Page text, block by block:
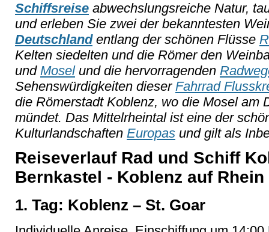
Schiffsreise abwechslungsreiche Natur,
und erleben Sie zwei der bekanntesten
Deutschlandentlang der schönen Flüsse
Kelten siedelten und die Römer den
und Moselund die hervorragenden
Sehenswürdigkeiten dieser Fahrrad
die Römerstadt Koblenz, wo die Mosel am
mündet. Das Mittelrheintal ist eine der
Kulturlandschaften Europas und gilt als
Reiseverlauf Rad und Schiff
Bernkastel - Koblenz auf
1. Tag: Koblenz – St. Goar